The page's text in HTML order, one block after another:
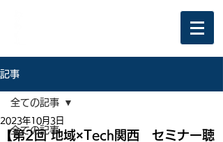
記事
全ての記事
全ての記事
【第2回 地域×Tech関西 セミナー聴
2023年10月3日